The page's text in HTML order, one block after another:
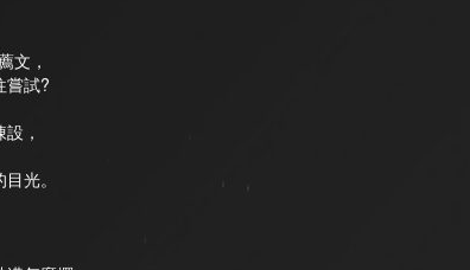
文，
嘗試?
，
光。